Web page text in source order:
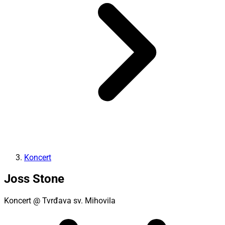
Koncert
Joss Stone
Koncert @ Tvrđava sv. Mihovila